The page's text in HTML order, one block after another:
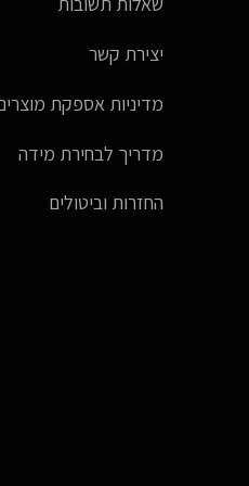
יצירת קשר
מדיניות אספקת
מדריך לבחירת מידה
החזרות וביטולים